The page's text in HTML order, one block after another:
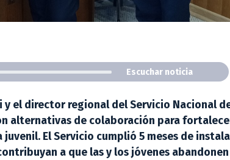
Escuchar noticia
y el director regional del Servicio Nacional
alternativas de colaboración para
El Servicio cumplió 5 meses de
a que las y los jóvenes